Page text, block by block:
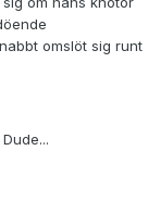
omslöt sig runt